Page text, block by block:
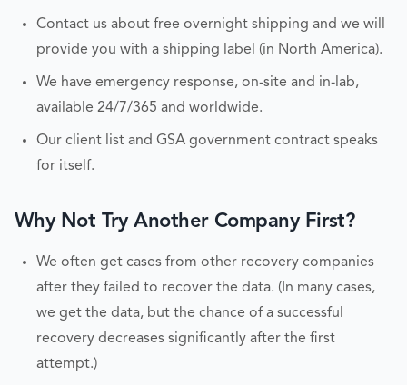
Contact us about free overnight shipping and we will
provide you with a shipping label (in North America).
We have emergency response, on-site and in-lab,
available 24/7/365 and worldwide.
Our client list and GSA government contract speaks
for itself.
Why Not Try Another Company First?
We often get cases from other recovery companies
after they failed to recover the data. (In many cases,
we get the data, but the chance of a successful
recovery decreases significantly after the first
attempt.)